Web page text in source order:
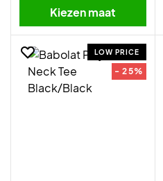
Kiezen maat
LOW PRICE
- 25%